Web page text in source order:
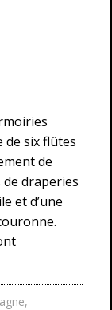
de six flûtes
de
de draperies
et d’une
,